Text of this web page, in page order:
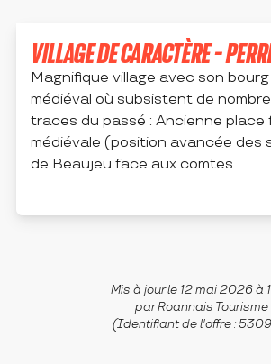
VILLAGE DE CARACTÈRE -
Magnifique village avec son bourg
médiéval où subsistent de
traces du passé : Ancienne place
médiévale (position avancée des
de Beaujeu face aux comtes...
Mis à jour le 12 mai 2026 à
par Roannais Tourisme
(Identifiant de l'offre :